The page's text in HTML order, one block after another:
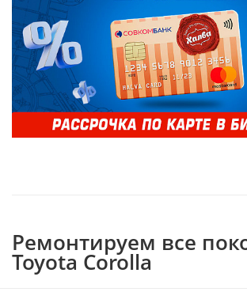
Ремонтируем все
Toyota Corolla